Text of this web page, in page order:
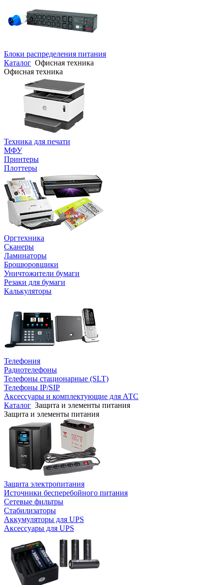
Блоки распределения питания
Каталог Офисная техника
Офисная техника
Техника для печати
МФУ
Принтеры
Плоттеры
Оргтехника
Сканеры
Ламинаторы
Брошюровщики
Уничтожители бумаги
Резаки для бумаги
Калькуляторы
Телефония
Радиотелефоны
Телефоны стационарные (SLT)
Телефоны IP/SIP
Аксессуары и комплектующие для АТС
Каталог Защита и элементы питания
Защита и элементы питания
Защита электропитания
Источники бесперебойного питания
Сетевые фильтры
Стабилизаторы
Аккумуляторы для UPS
Аксессуары для UPS